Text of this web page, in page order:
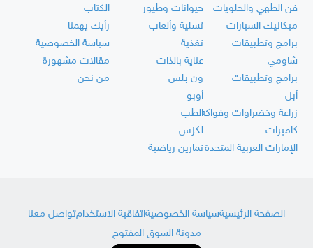
فن الطهي والحلويات
حيوانات وطيور
ميكانيك السيارات
تسلية وألعاب
برامج وتطبيقات
تغذية
شاومي
عناية بالذات
برامج وتطبيقات
ون بلس
أبل
أوبو
زراعة وخضراوات وفواكهالطب
كاميرات
لكزس
الإمارات العربية المتحدةتمارين رياضية
الكتاب
رأيك يهمنا
سياسة الخصوصية
مقالات مشهورة
من نحن
الصفحة الرئيسيةسياسة الخصوصيةاتفاقية الاستخدامتواصل معنا
مدونة السوق المفتوح